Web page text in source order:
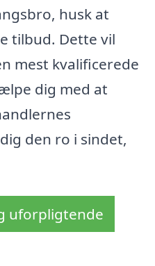
husk at
tilbud. Dette vil
mest kvalificerede
dig med at
den ro i sindet,
uforpligtende